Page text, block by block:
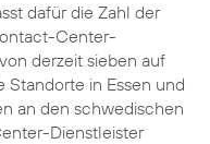
dafür die Zahl der
Center-
derzeit sieben auf
Standorte in Essen und
an den schwedischen
Dienstleister